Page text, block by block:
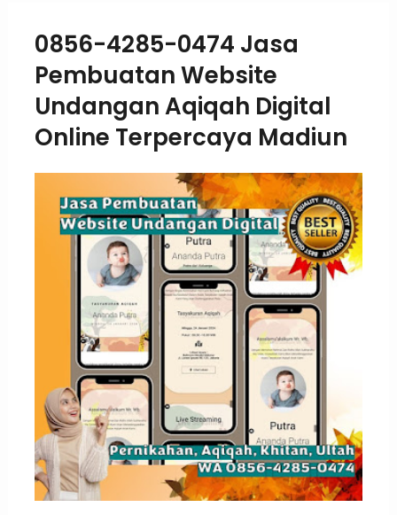
0856-4285-0474 Jasa
Pembuatan Website
Undangan Aqiqah Digital
Online Terpercaya Madiun